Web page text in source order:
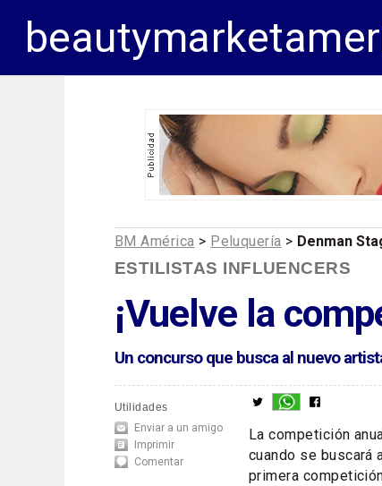
BM América > Peluquería > Denman
ESTILISTAS INFLUENCERS
¡Vuelve la
Un concurso que busca al nuevo
Utilidades
Enviar a un amigo
Imprimir
Comentar
La competición
cuando se buscará
primera